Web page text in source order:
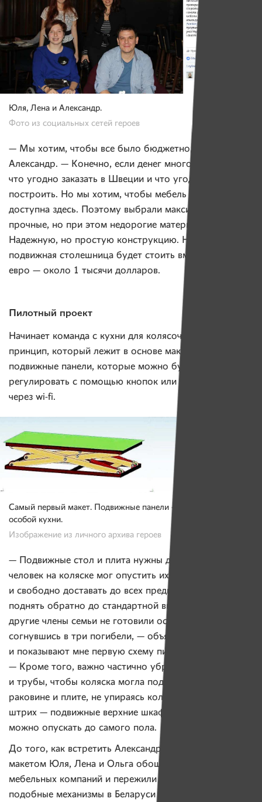
Юля, Лена и Александр.
Фото из социальных сетей героев
— Мы хотим, чтобы все было бюджетно, — поясняет
Александр. — Конечно, если денег много, можно все
что угодно заказать в Швеции и что угодно
построить. Но мы хотим, чтобы мебель была
доступна здесь. Поэтому выбрали максимально
прочные, но при этом недорогие материалы.
Надежную, но простую конструкцию. Например,
подвижная столешница будет стоить вместо 2,5 тысяч
евро — около 1 тысячи долларов.
Пилотный проект
Начинает команда с кухни для колясочников. Главный
принцип, который лежит в основе макета —
подвижные панели, которые можно будет
регулировать с помощью кнопок или с телефона,
через wi-fi.
Самый первый макет. Подвижные панели — главный элемент
особой кухни.
Изображение из личного архива героев
— Подвижные стол и плита нужны для того, чтобы
человек на коляске мог опустить их под свой рост
и свободно доставать до всех предметов, а потом
поднять обратно до стандартной высоты, чтобы
другие члены семьи не готовили остаток жизни,
согнувшись в три погибели, — объясняет мама Ольга
и показывают мне первую схему пилотной кухни в 3D.
— Кроме того, важно частично убрать нижние полки
и трубы, чтобы коляска могла подъехать к столу,
раковине и плите, не упираясь колесами. Последний
штрих — подвижные верхние шкафчики, которые
можно опускать до самого пола.
До того, как встретить Александра, с этим своим
макетом Юля, Лена и Ольга обошли с десяток
мебельных компаний и пережили с десяток отказов —
подобные механизмы в Беларуси не создают.